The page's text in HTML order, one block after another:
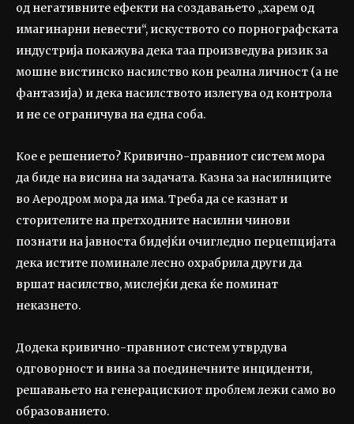
од негативните ефекти на создавањето „харем од
имагинарни невести“, искуството со порнографската
индустрија покажува дека таа произведува ризик за
мошне вистинско насилство кон реална личност (а не
фантазија) и дека насилството излегува од контрола
и не се ограничува на една соба.
Кое е решението? Кривично-правниот систем мора
да биде на висина на задачата. Казна за насилниците
во Аеродром мора да има. Треба да се казнат и
сторителите на претходните насилни чинови
познати на јавноста бидејќи очигледно перцепцијата
дека истите поминале лесно охрабрила други да
вршат насилство, мислејќи дека ќе поминат
неказнето.
Додека кривично-правниот систем утврдува
одговорност и вина за поединечните инциденти,
решавањето на генерацискиот проблем лежи само во
образованието.